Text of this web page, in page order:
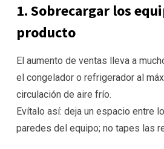
1. Sobrecargar los
producto
El aumento de ventas lleva a
el congelador o refrigerador al
circulación de aire frío.
Evítalo así: deja un espacio entre
paredes del equipo; no tapes las